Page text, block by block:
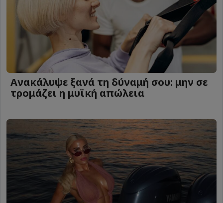
Ανακάλυψε ξανά τη δύναμή σου: μην σε
τρομάζει η μυϊκή απώλεια